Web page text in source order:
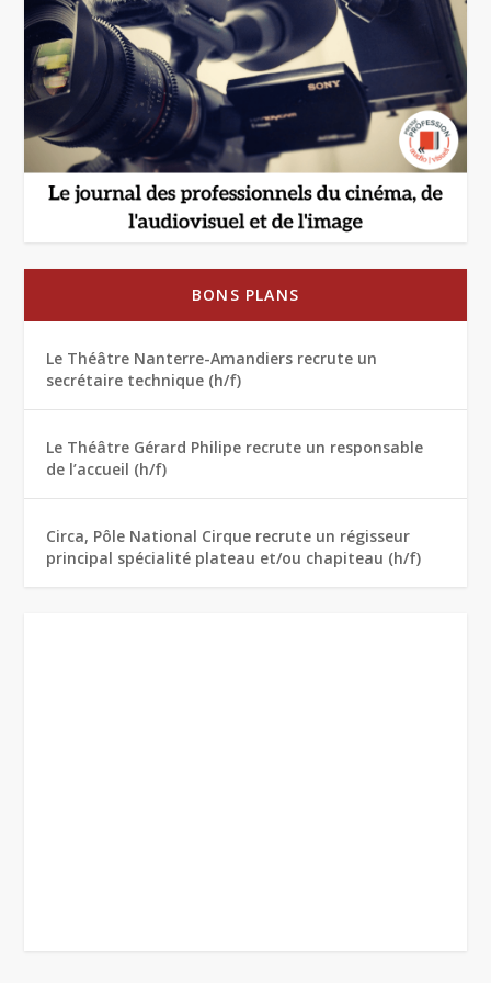
BONS PLANS
Le Théâtre Nanterre-Amandiers recrute un
secrétaire technique (h/f)
Le Théâtre Gérard Philipe recrute un responsable
de l’accueil (h/f)
Circa, Pôle National Cirque recrute un régisseur
principal spécialité plateau et/ou chapiteau (h/f)